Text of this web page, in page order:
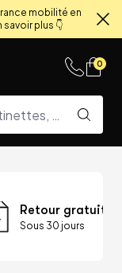
mobilité en
plus 👇
0
Retour gratuit
Sous 30 jours